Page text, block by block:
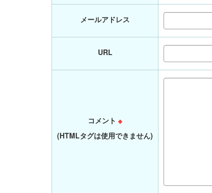
メールアドレス
URL
コメント ※
(HTMLタグは使用できません)